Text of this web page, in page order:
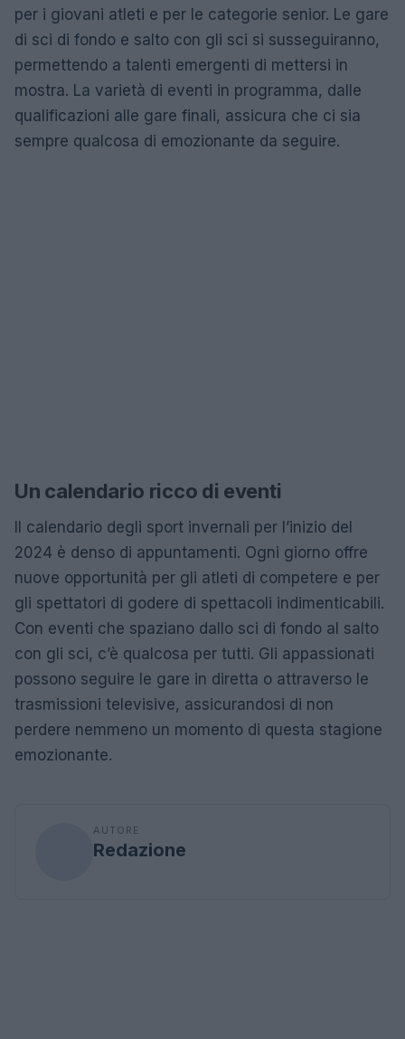
per i giovani atleti e per le categorie senior. Le gare
di sci di fondo e salto con gli sci si susseguiranno,
permettendo a talenti emergenti di mettersi in
mostra. La varietà di eventi in programma, dalle
qualificazioni alle gare finali, assicura che ci sia
sempre qualcosa di emozionante da seguire.
Un calendario ricco di eventi
Il calendario degli sport invernali per l’inizio del
2024 è denso di appuntamenti. Ogni giorno offre
nuove opportunità per gli atleti di competere e per
gli spettatori di godere di spettacoli indimenticabili.
Con eventi che spaziano dallo sci di fondo al salto
con gli sci, c’è qualcosa per tutti. Gli appassionati
possono seguire le gare in diretta o attraverso le
trasmissioni televisive, assicurandosi di non
perdere nemmeno un momento di questa stagione
emozionante.
AUTORE
Redazione